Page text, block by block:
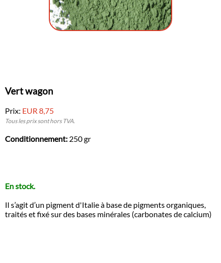
Vert wagon
Prix: EUR 8,75
Tous les prix sont hors TVA.
Conditionnement: 250 gr
En stock.
Il s’agit d’un pigment d'Italie à base de pigments organiques,
traités et fixé sur des bases minérales (carbonates de calcium)